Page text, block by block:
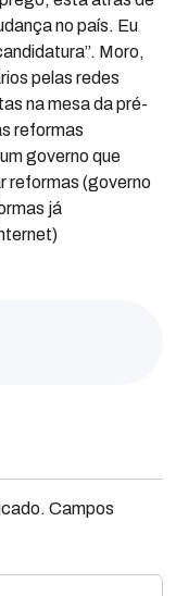
no país. Eu
Moro,
pelas redes
na mesa da pré-
reformas
governo que
reformas (governo
já
Campos